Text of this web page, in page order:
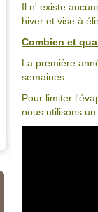
Il n' existe
hiver et vise à
Combien et
La première
semaines.
Pour limiter
nous utilisons